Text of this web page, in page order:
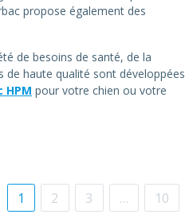
propose également des
de besoins de santé, de la
haute qualité sont développées
HPM pour votre chien ou votre
1 2 3 … 10